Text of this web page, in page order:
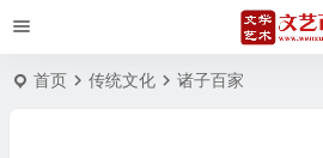
首页 传统文化 诸子百家